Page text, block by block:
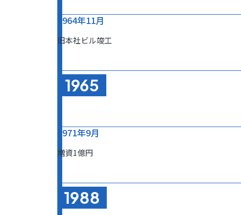
1964年11月
旧本社ビル竣工
1965
1971年9月
増資1億円
1988